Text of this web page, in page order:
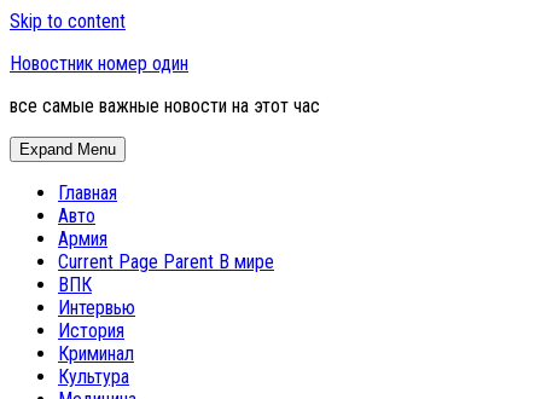
Skip to content
Новостник номер один
все самые важные новости на этот час
Expand Menu
Главная
Авто
Армия
Current Page Parent В мире
ВПК
Интервью
История
Криминал
Культура